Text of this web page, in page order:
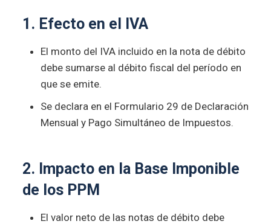
1. Efecto en el IVA
El monto del IVA incluido en la nota de débito
debe sumarse al débito fiscal del período en
que se emite.
Se declara en el Formulario 29 de Declaración
Mensual y Pago Simultáneo de Impuestos.
2. Impacto en la Base Imponible
de los PPM
El valor neto de las notas de débito debe